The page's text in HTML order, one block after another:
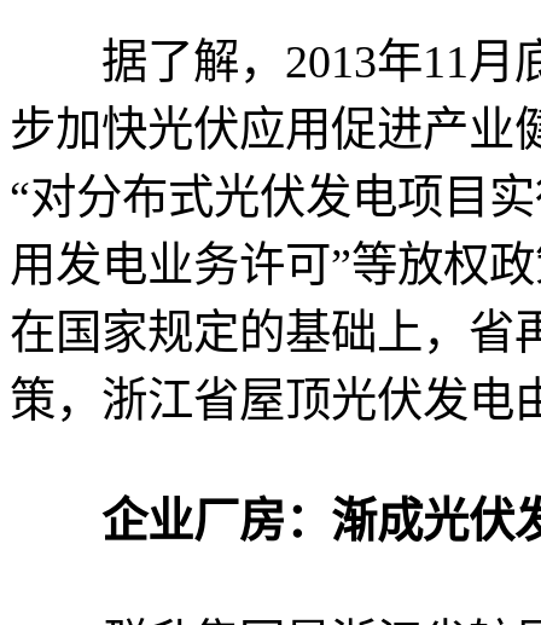
据了解，2013年11月
步加快光伏应用促进产业
“对分布式光伏发电项目
用发电业务许可”等放权
在国家规定的基础上，省
策，浙江省屋顶光伏发电
企业厂房：渐成光伏